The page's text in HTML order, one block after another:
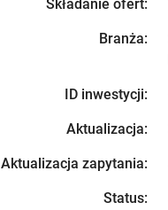
Składanie ofert:
Branża:
ID inwestycji:
Aktualizacja:
Aktualizacja zapytania:
Status: